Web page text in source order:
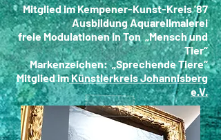
Mitglied im Kempener-Kunst-Kreis ’87
Ausbildung Aquarellmalerei
freie Modulationen in Ton „Mensch und
Tier“
Markenzeichen: „Sprechende Tiere“
Mitglied imKünstlerkreis Johannisberg
e.V.